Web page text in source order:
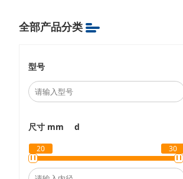
全部产品分类
型号
尺寸 mm d
20 30